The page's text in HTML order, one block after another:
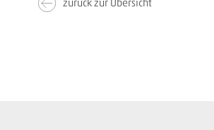
zurück zur Übersicht